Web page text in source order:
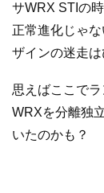
サWRX STIの
正常進化じゃ
ザインの迷走は
思えばここで
WRXを分離独
いたのかも？